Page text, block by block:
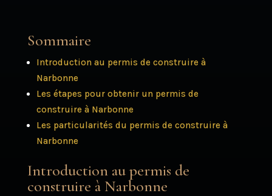
Sommaire
Introduction au permis de construire à
Narbonne
Les étapes pour obtenir un permis de
construire à Narbonne
Les particularités du permis de construire à
Narbonne
Introduction au permis de
construire à Narbonne